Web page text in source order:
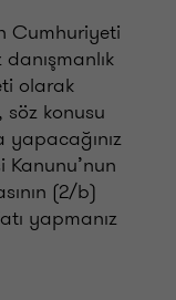
Cumhuriyeti
olarak
konusu
yapacağınız
Kanunu’nun
(2/b)
yapmanız